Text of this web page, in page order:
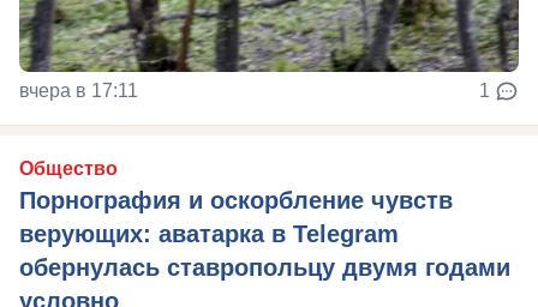
вчера в 17:11 1
Общество
Порнография и оскорбление чувств
верующих: аватарка в Telegram
обернулась ставропольцу двумя годами
условно